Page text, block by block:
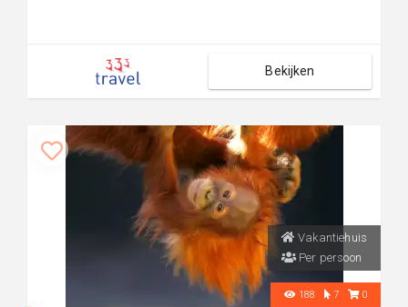
Bekijken
Vakantiehuis
Per persoon
188 7 0